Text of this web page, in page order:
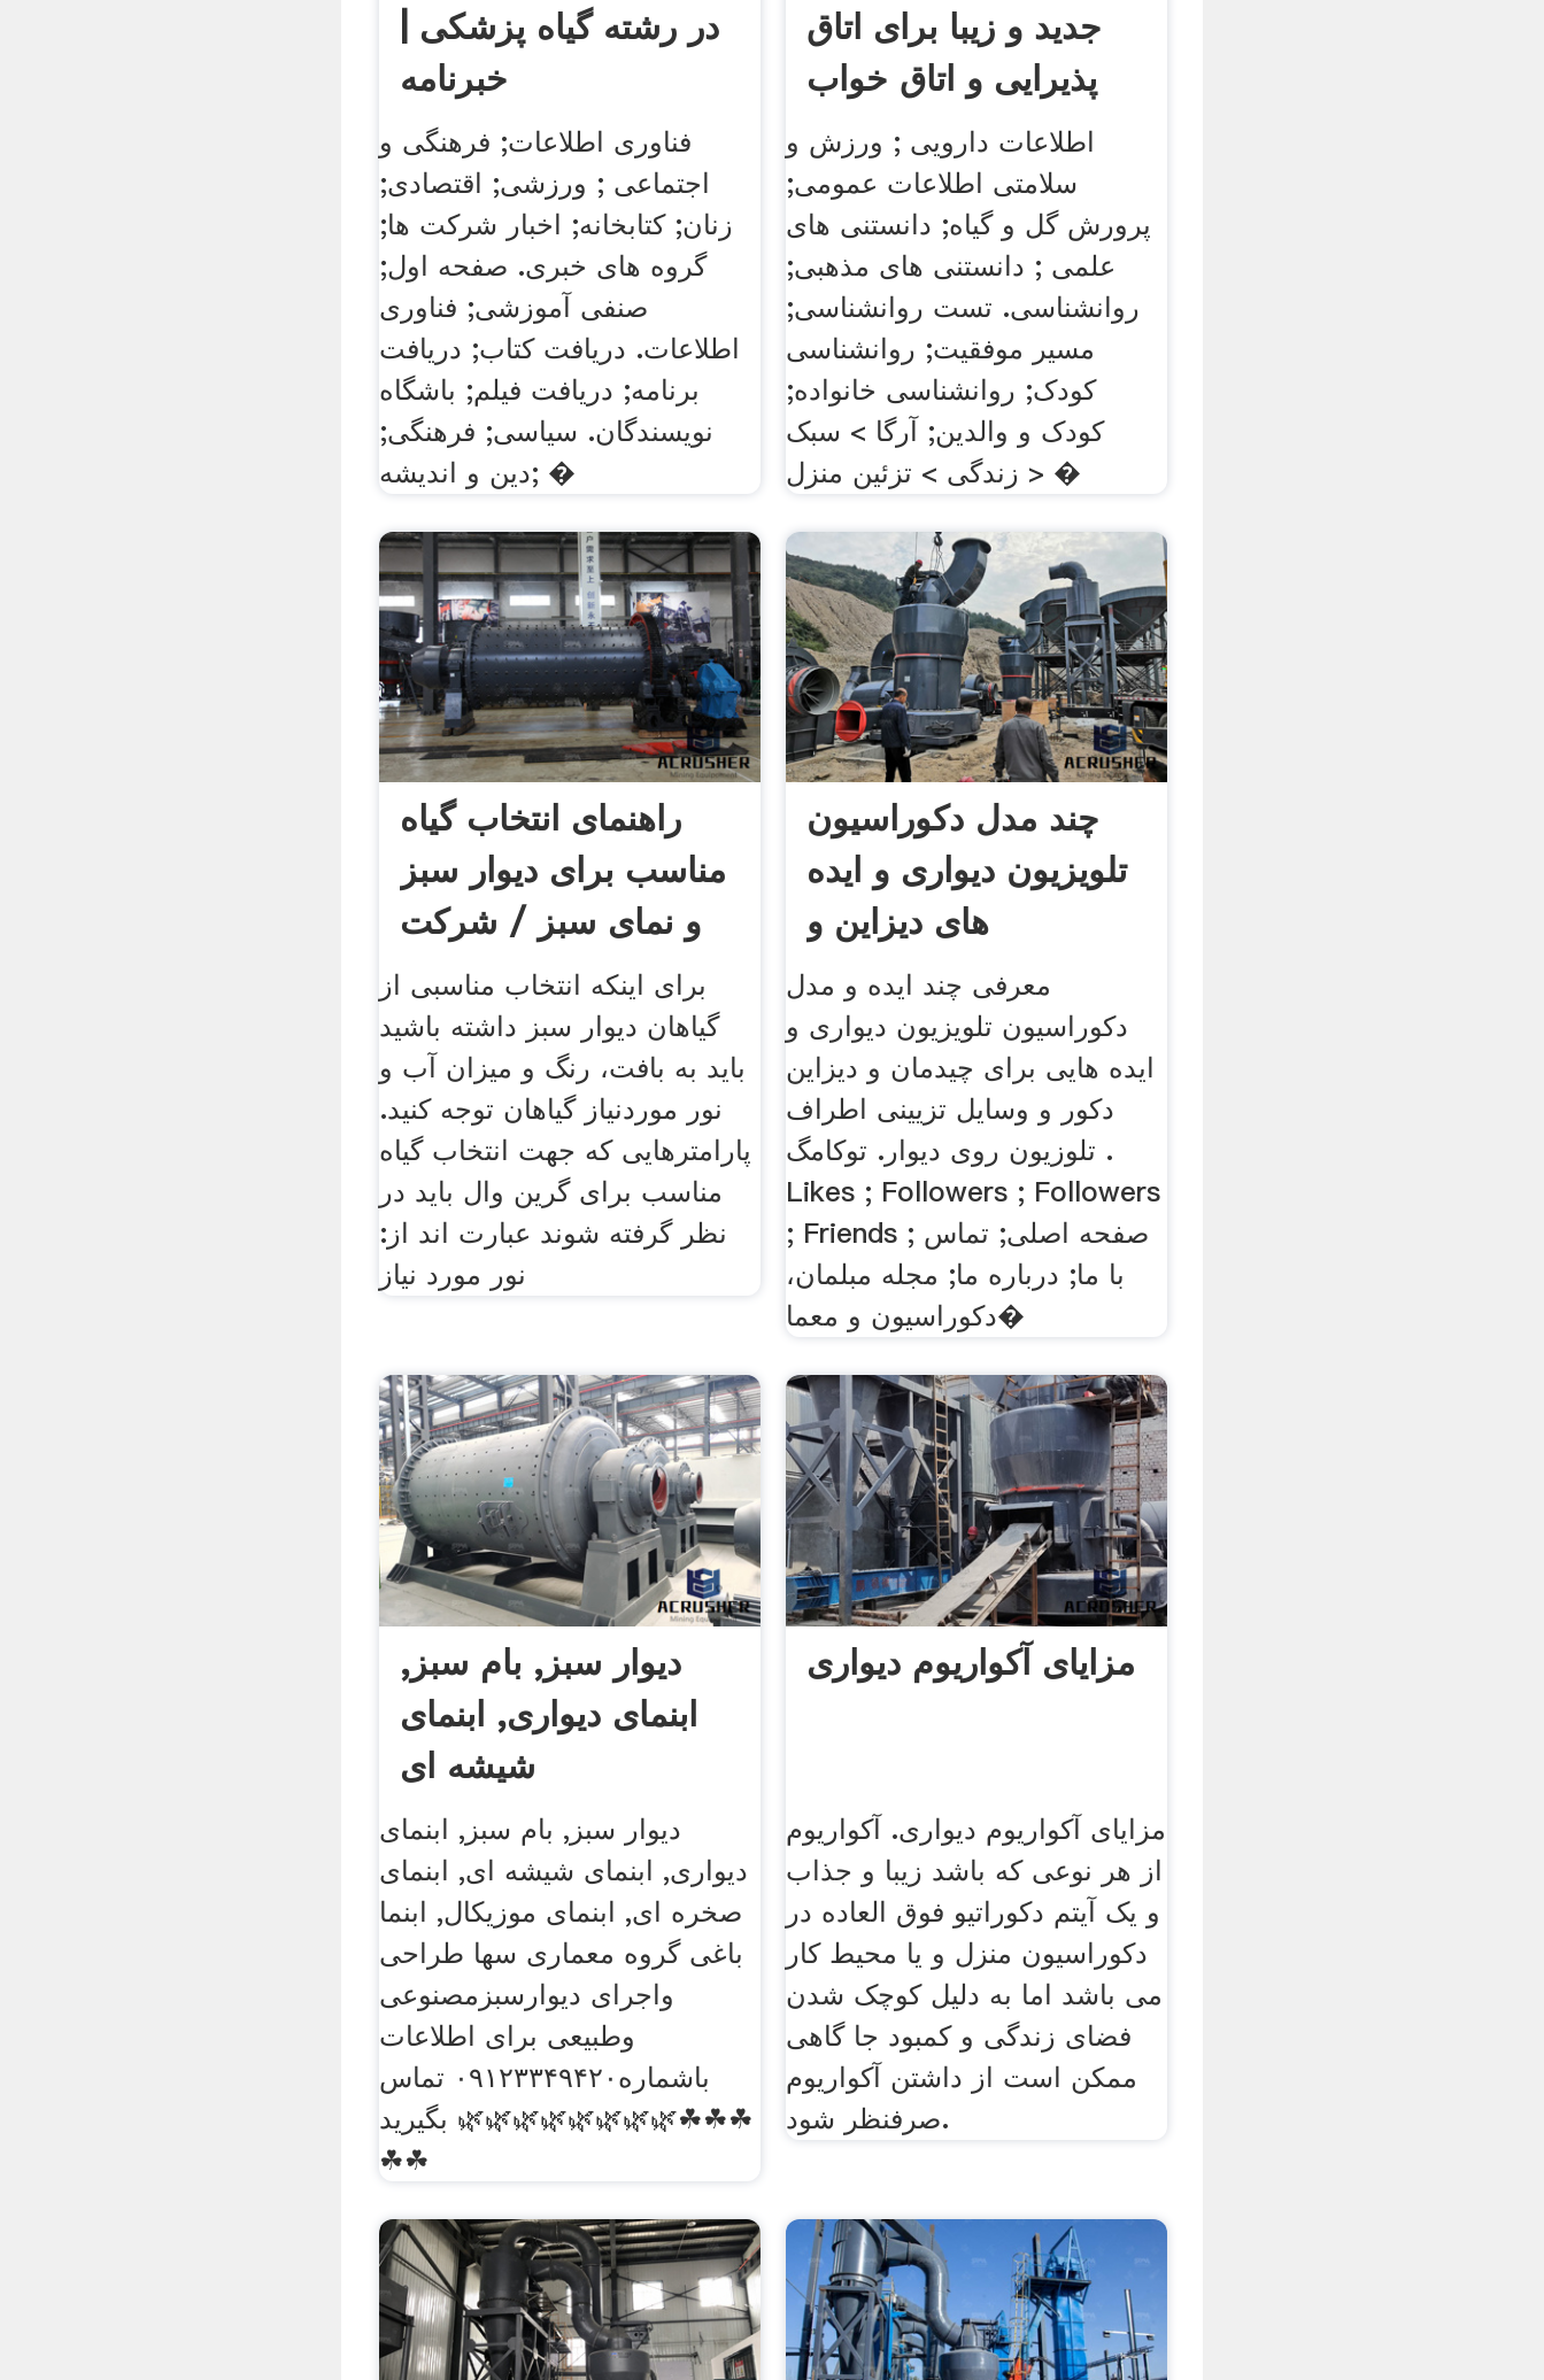
در رشته گیاه پزشکی |
خبرنامه
فناوری اطلاعات; فرهنگی و
اجتماعی ; ورزشی; اقتصادی;
زنان; کتابخانه; اخبار شرکت ها;
گروه های خبری. صفحه اول;
صنفی آموزشی; فناوری
اطلاعات. دریافت کتاب; دریافت
برنامه; دریافت فیلم; باشگاه
نویسندگان. سیاسی; فرهنگی;
دین و اندیشه; �
جدید و زیبا برای اتاق
پذیرایی و اتاق خواب
اطلاعات دارویی ; ورزش و
سلامتی اطلاعات عمومی;
پرورش گل و گیاه; دانستنی های
علمی ; دانستنی های مذهبی;
روانشناسی. تست روانشناسی;
مسیر موفقیت; روانشناسی
کودک; روانشناسی خانواده;
کودک و والدین; آرگا > سبک
زندگی > تزئین منزل > �
راهنمای انتخاب گیاه
مناسب برای دیوار سبز
و نمای سبز / شرکت
برای اینکه انتخاب مناسبی از
گیاهان دیوار سبز داشته باشید
باید به بافت، رنگ و میزان آب و
نور موردنیاز گیاهان توجه کنید.
پارامترهایی که جهت انتخاب گیاه
مناسب برای گرین وال باید در
نظر گرفته شوند عبارت اند از:
نور مورد نیاز
چند مدل دکوراسیون
تلویزیون دیواری و ایده
های دیزاین و
معرفی چند ایده و مدل
دکوراسیون تلویزیون دیواری و
ایده هایی برای چیدمان و دیزاین
دکور و وسایل تزیینی اطراف
تلوزیون روی دیوار. توکامگ .
Likes ; Followers ; Followers
; Friends ; صفحه اصلی; تماس
با ما; درباره ما; مجله مبلمان،
دکوراسیون و معما�
دیوار سبز, بام سبز,
ابنمای دیواری, ابنمای
شیشه ای
دیوار سبز, بام سبز, ابنمای
دیواری, ابنمای شیشه ای, ابنمای
صخره ای, ابنمای موزیکال, ابنما
باغی گروه معماری سها طراحی
واجرای دیوارسبزمصنوعی
وطبیعی برای اطلاعات
باشماره۰۹۱۲۳۳۴۹۴۲۰ تماس
بگیرید 🌿🌿🌿🌿🌿🌿🌿🌿☘☘☘
☘☘
مزایای آکواریوم دیواری
مزایای آکواریوم دیواری. آکواریوم
از هر نوعی که باشد زیبا و جذاب
و یک آیتم دکوراتیو فوق العاده در
دکوراسیون منزل و یا محیط کار
می باشد اما به دلیل کوچک شدن
فضای زندگی و کمبود جا گاهی
ممکن است از داشتن آکواریوم
صرفنظر شود.